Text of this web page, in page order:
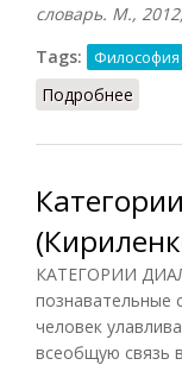
словарь. М.,
Tags:
Философия
Подробнее
КАТЕГОРИИ
познавательные
человек
всеобщую связь